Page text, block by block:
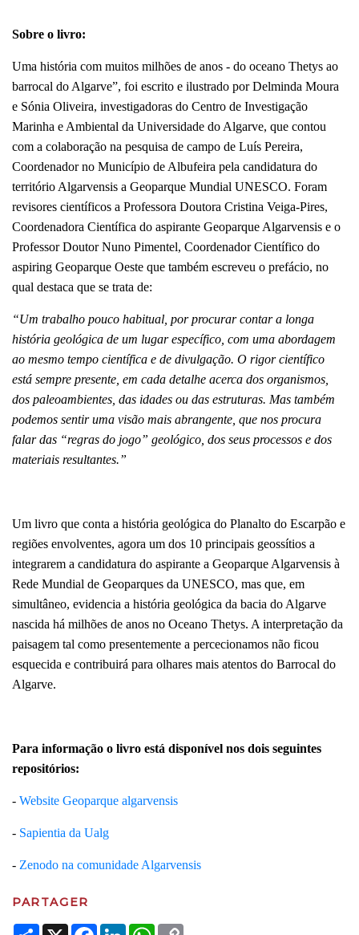
Sobre o livro:
Uma história com muitos milhões de anos - do oceano Thetys ao
barrocal do Algarve”, foi escrito e ilustrado por Delminda Moura
e Sónia Oliveira, investigadoras do Centro de Investigação
Marinha e Ambiental da Universidade do Algarve, que contou
com a colaboração na pesquisa de campo de Luís Pereira,
Coordenador no Município de Albufeira pela candidatura do
território Algarvensis a Geoparque Mundial UNESCO. Foram
revisores científicos a Professora Doutora Cristina Veiga-Pires,
Coordenadora Científica do aspirante Geoparque Algarvensis e o
Professor Doutor Nuno Pimentel, Coordenador Científico do
aspiring Geoparque Oeste que também escreveu o prefácio, no
qual destaca que se trata de:
“Um trabalho pouco habitual, por procurar contar a longa
história geológica de um lugar específico, com uma abordagem
ao mesmo tempo científica e de divulgação. O rigor científico
está sempre presente, em cada detalhe acerca dos organismos,
dos paleoambientes, das idades ou das estruturas. Mas também
podemos sentir uma visão mais abrangente, que nos procura
falar das “regras do jogo” geológico, dos seus processos e dos
materiais resultantes.”
Um livro que conta a história geológica do Planalto do Escarpão e
regiões envolventes, agora um dos 10 principais geossítios a
integrarem a candidatura do aspirante a Geoparque Algarvensis à
Rede Mundial de Geoparques da UNESCO, mas que, em
simultâneo, evidencia a história geológica da bacia do Algarve
nascida há milhões de anos no Oceano Thetys. A interpretação da
paisagem tal como presentemente a percecionamos não ficou
esquecida e contribuirá para olhares mais atentos do Barrocal do
Algarve.
Para informação o livro está disponível nos dois seguintes
repositórios:
- Website Geoparque algarvensis
- Sapientia da Ualg
- Zenodo na comunidade Algarvensis
PARTAGER
Share
X Facebook
LinkedInWhatsApp